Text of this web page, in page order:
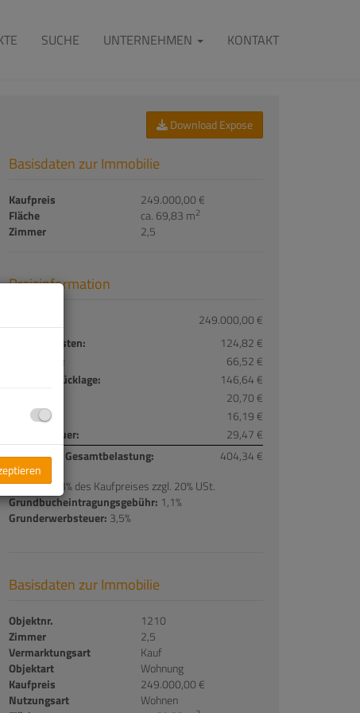
SUCHE UNTERNEHMEN KONTAKT
Download Expose
Basisdaten zur Immobilie
Kaufpreis
249.000,00 €
Fläche
ca. 69,83 m2
Zimmer 2,5
Preisinformation
249.000,00 €
Betriebskosten:
124,82 €
Heizkosten:
66,52 €
Reparaturrücklage:
146,64 €
20,70 €
Liftkosten:
16,19 €
Umsatzsteuer:
29,47 €
monatliche Gesamtbelastung:
404,34 €
Provision:
3% des Kaufpreises zzgl. 20% USt.
Grundbucheintragungsgebühr: 1,1%
Grunderwerbsteuer: 3,5%
Basisdaten zur Immobilie
Objektnr.
1210
Zimmer
2,5
Vermarktungsart
Kauf
Objektart
Wohnung
Kaufpreis
249.000,00 €
Nutzungsart
Wohnen